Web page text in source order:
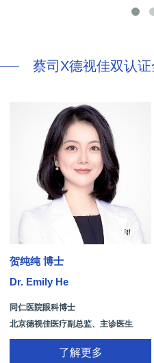
蔡司X德视佳双认
贺纯纯 博士
Dr. Emily He
同仁医院眼科博士
北京德视佳医疗副总监、主诊医生
了解更多